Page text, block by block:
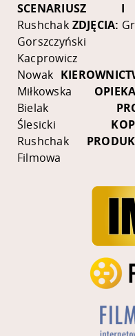
SCENARIUSZ I
Rushchak ZDJĘCIA:
Gorszczyński
Nowak
Miłkowska
Bielak
Ślesicki
Rushchak
Filmowa